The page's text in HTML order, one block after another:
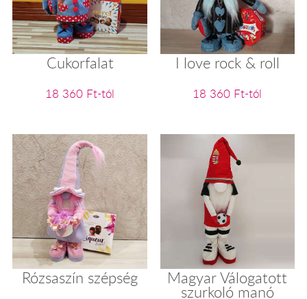
Cukorfalat
18 360 Ft-tól
I love rock & roll
18 360 Ft-tól
Rózsaszín szépség Magyar Válogatott
szurkoló manó